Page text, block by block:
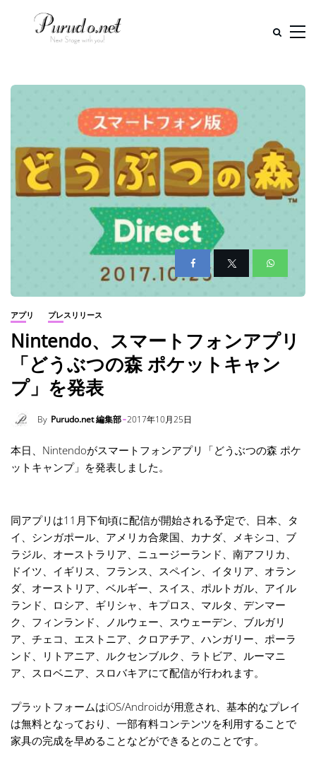
アプリ プレスリリース
Nintendo、スマートフォンアプリ
「どうぶつの森 ポケットキャン
プ」を発表
By Purudo.net 編集部 2017年10月25日
本日、Nintendoがスマートフォンアプリ「どうぶつの森 ポケ
ットキャンプ」を発表しました。
同アプリは11月下旬頃に配信が開始される予定で、日本、タ
イ、シンガポール、アメリカ合衆国、カナダ、メキシコ、ブ
ラジル、オーストラリア、ニュージーランド、南アフリカ、
ドイツ、イギリス、フランス、スペイン、イタリア、オラン
ダ、オーストリア、ベルギー、スイス、ポルトガル、アイル
ランド、ロシア、ギリシャ、キプロス、マルタ、デンマー
ク、フィンランド、ノルウェー、スウェーデン、ブルガリ
ア、チェコ、エストニア、クロアチア、ハンガリー、ポーラ
ンド、リトアニア、ルクセンブルク、ラトビア、ルーマニ
ア、スロベニア、スロバキアにて配信が行われます。
プラットフォームはiOS/Androidが用意され、基本的なプレイ
は無料となっており、一部有料コンテンツを利用することで
家具の完成を早めることなどができるとのことです。